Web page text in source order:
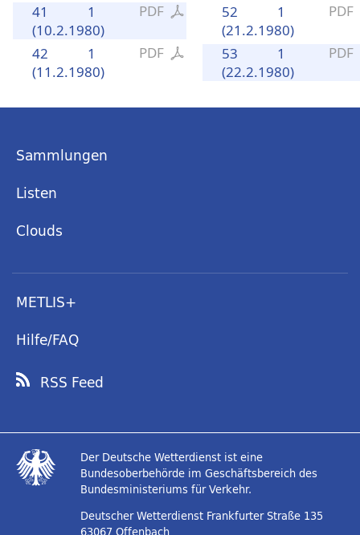
PDF
1
41
(10.2.1980)
PDF
1
42
(11.2.1980)
PDF
1
52
(21.2.1980)
PDF
1
53
(22.2.1980)
Sammlungen
Listen
Clouds
METLIS+
Hilfe/FAQ
RSS Feed
Der Deutsche Wetterdienst ist eine
Bundesoberbehörde im Geschäftsbereich des
Bundesministeriums für Verkehr.
Deutscher Wetterdienst Frankfurter Straße 135